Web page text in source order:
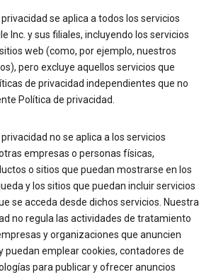
se aplica a todos los servicios
Inc. y sus filiales, incluyendo los servicios
web (como, por ejemplo, nuestros
pero excluye aquellos servicios que
de privacidad independientes que no
Política de privacidad.
no se aplica a los servicios
empresas o personas físicas,
o sitios que puedan mostrarse en los
y los sitios que puedan incluir servicios
se acceda desde dichos servicios. Nuestra
no regula las actividades de tratamiento
y organizaciones que anuncien
puedan emplear cookies, contadores de
para publicar y ofrecer anuncios